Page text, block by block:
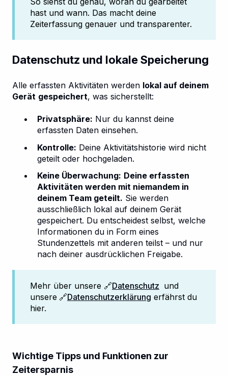
hast und wann. Das macht deine
Zeiterfassung genauer und transparenter.
Datenschutz und lokale Speicherung
Alle erfassten Aktivitäten werden lokal auf deinem
Gerät gespeichert, was sicherstellt:
Privatsphäre: Nur du kannst deine
erfassten Daten einsehen.
Kontrolle: Deine Aktivitätshistorie wird nicht
geteilt oder hochgeladen.
Keine Überwachung: Deine erfassten
Aktivitäten werden mit niemandem in
deinem Team geteilt. Sie werden
ausschließlich lokal auf deinem Gerät
gespeichert. Du entscheidest selbst, welche
Informationen du in Form eines
Stundenzettels mit anderen teilst – und nur
nach deiner ausdrücklichen Freigabe.
Mehr über unsere 🔗Datenschutz und
unsere 🔗Datenschutzerklärung erfährst du
hier.
Wichtige Tipps und Funktionen zur
Zeitersparnis